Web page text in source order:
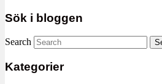
Sök i bloggen
Search
Kategorier